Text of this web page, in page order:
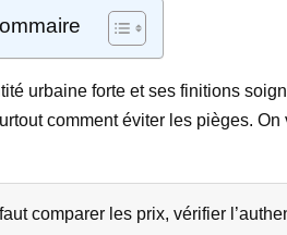
urbaine forte et ses finitions
comment éviter les pièges.
comparer les prix, vérifier